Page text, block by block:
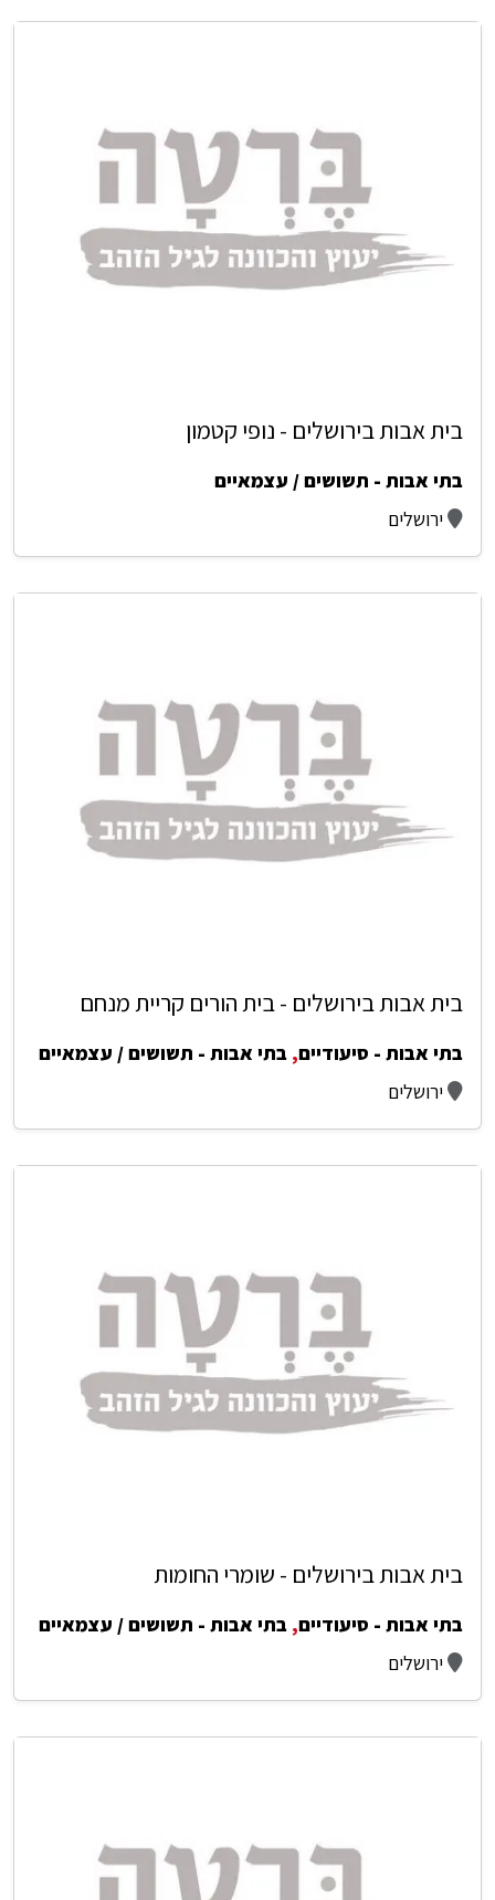
בית אבות בירושלים - נופי קטמון
בתי אבות - תשושים / עצמאיים
ירושלים
בית אבות בירושלים - בית הורים קריית מנחם
בתי אבות - סיעודיים, בתי אבות - תשושים / עצמאיים
ירושלים
בית אבות בירושלים - שומרי החומות
בתי אבות - סיעודיים, בתי אבות - תשושים / עצמאיים
ירושלים